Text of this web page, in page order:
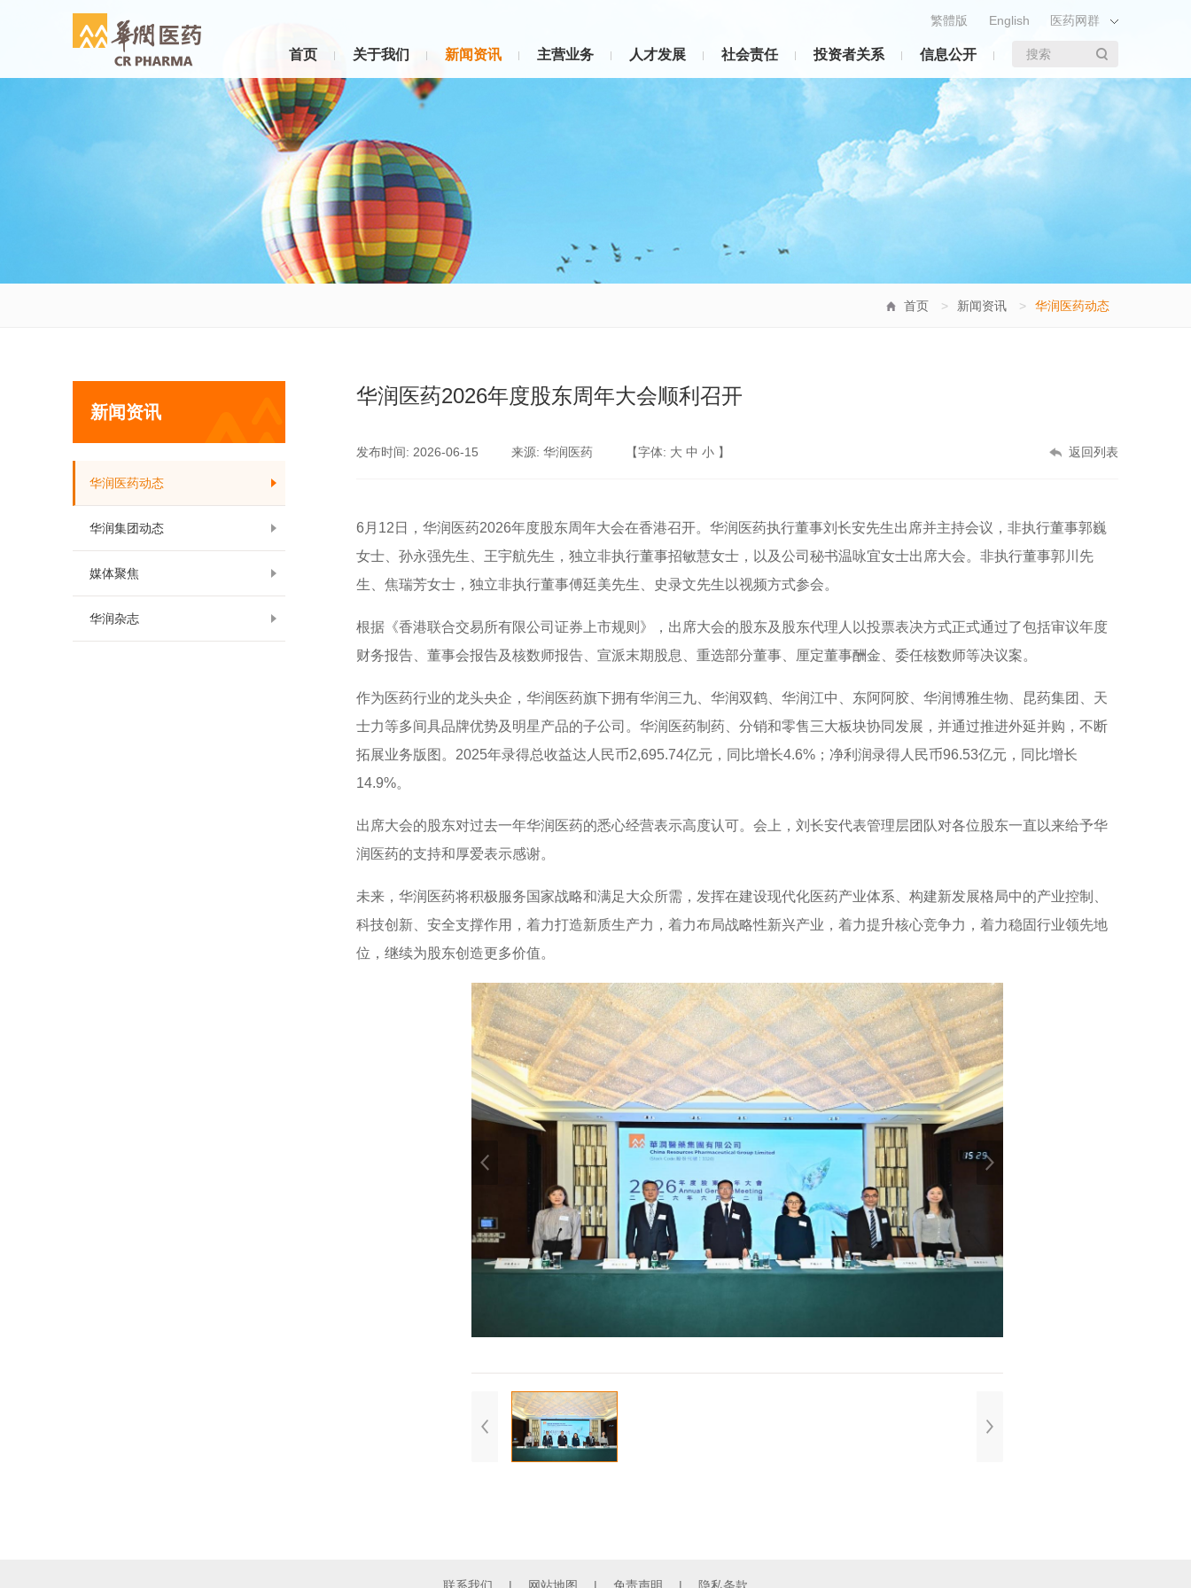
首页 关于我们 新闻资讯 主营业务 人才发展 社会责任 投资者关系 信息公开
医药网群
繁體版 English
搜索
首页 > 新闻资讯 > 华润医药动态
新闻资讯
华润医药动态
华润集团动态
媒体聚焦
华润杂志
华润医药2026年度股东周年大会顺利召开
发布时间: 2026-06-15 来源: 华润医药 【字体: 大 中 小 】 返回列表
6月12日，华润医药2026年度股东周年大会在香港召开。华润医药执行董事刘长安先生出席并主持会议，非执行董事郭巍
女士、孙永强先生、王宇航先生，独立非执行董事招敏慧女士，以及公司秘书温咏宜女士出席大会。非执行董事郭川先
生、焦瑞芳女士，独立非执行董事傅廷美先生、史录文先生以视频方式参会。
根据《香港联合交易所有限公司证券上市规则》，出席大会的股东及股东代理人以投票表决方式正式通过了包括审议年度
财务报告、董事会报告及核数师报告、宣派末期股息、重选部分董事、厘定董事酬金、委任核数师等决议案。
作为医药行业的龙头央企，华润医药旗下拥有华润三九、华润双鹤、华润江中、东阿阿胶、华润博雅生物、昆药集团、天
士力等多间具品牌优势及明星产品的子公司。华润医药制药、分销和零售三大板块协同发展，并通过推进外延并购，不断
拓展业务版图。2025年录得总收益达人民币2,695.74亿元，同比增长4.6%；净利润录得人民币96.53亿元，同比增长
14.9%。
出席大会的股东对过去一年华润医药的悉心经营表示高度认可。会上，刘长安代表管理层团队对各位股东一直以来给予华
润医药的支持和厚爱表示感谢。
未来，华润医药将积极服务国家战略和满足大众所需，发挥在建设现代化医药产业体系、构建新发展格局中的产业控制、
科技创新、安全支撑作用，着力打造新质生产力，着力布局战略性新兴产业，着力提升核心竞争力，着力稳固行业领先地
位，继续为股东创造更多价值。